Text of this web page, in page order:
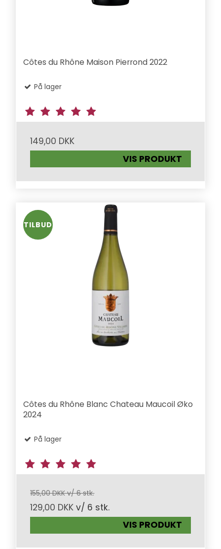
Côtes du Rhône Maison Pierrond 2022
På lager
149,00 DKK
VIS PRODUKT
TILBUD
Côtes du Rhône Blanc Chateau Maucoil Øko
2024
På lager
155,00 DKK v/ 6 stk.
129,00 DKK v/ 6 stk.
VIS PRODUKT